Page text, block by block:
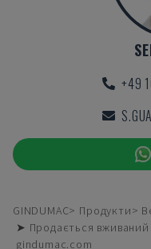
+49
GINDUMAC Продукти
➤ Продається вживаний
gindumac.com